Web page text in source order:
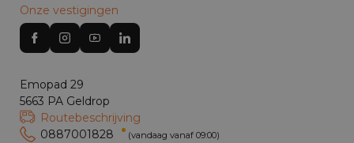
Onze vestigingen
Emopad 29
5663 PA Geldrop
Routebeschrijving
0887001828
(vandaag vanaf 09:00)